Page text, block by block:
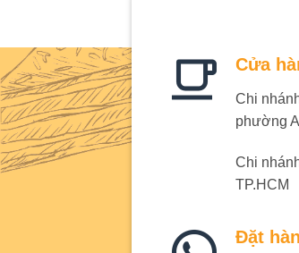
Cửa
Chi
phường
Chi
TP.HCM
Đặt